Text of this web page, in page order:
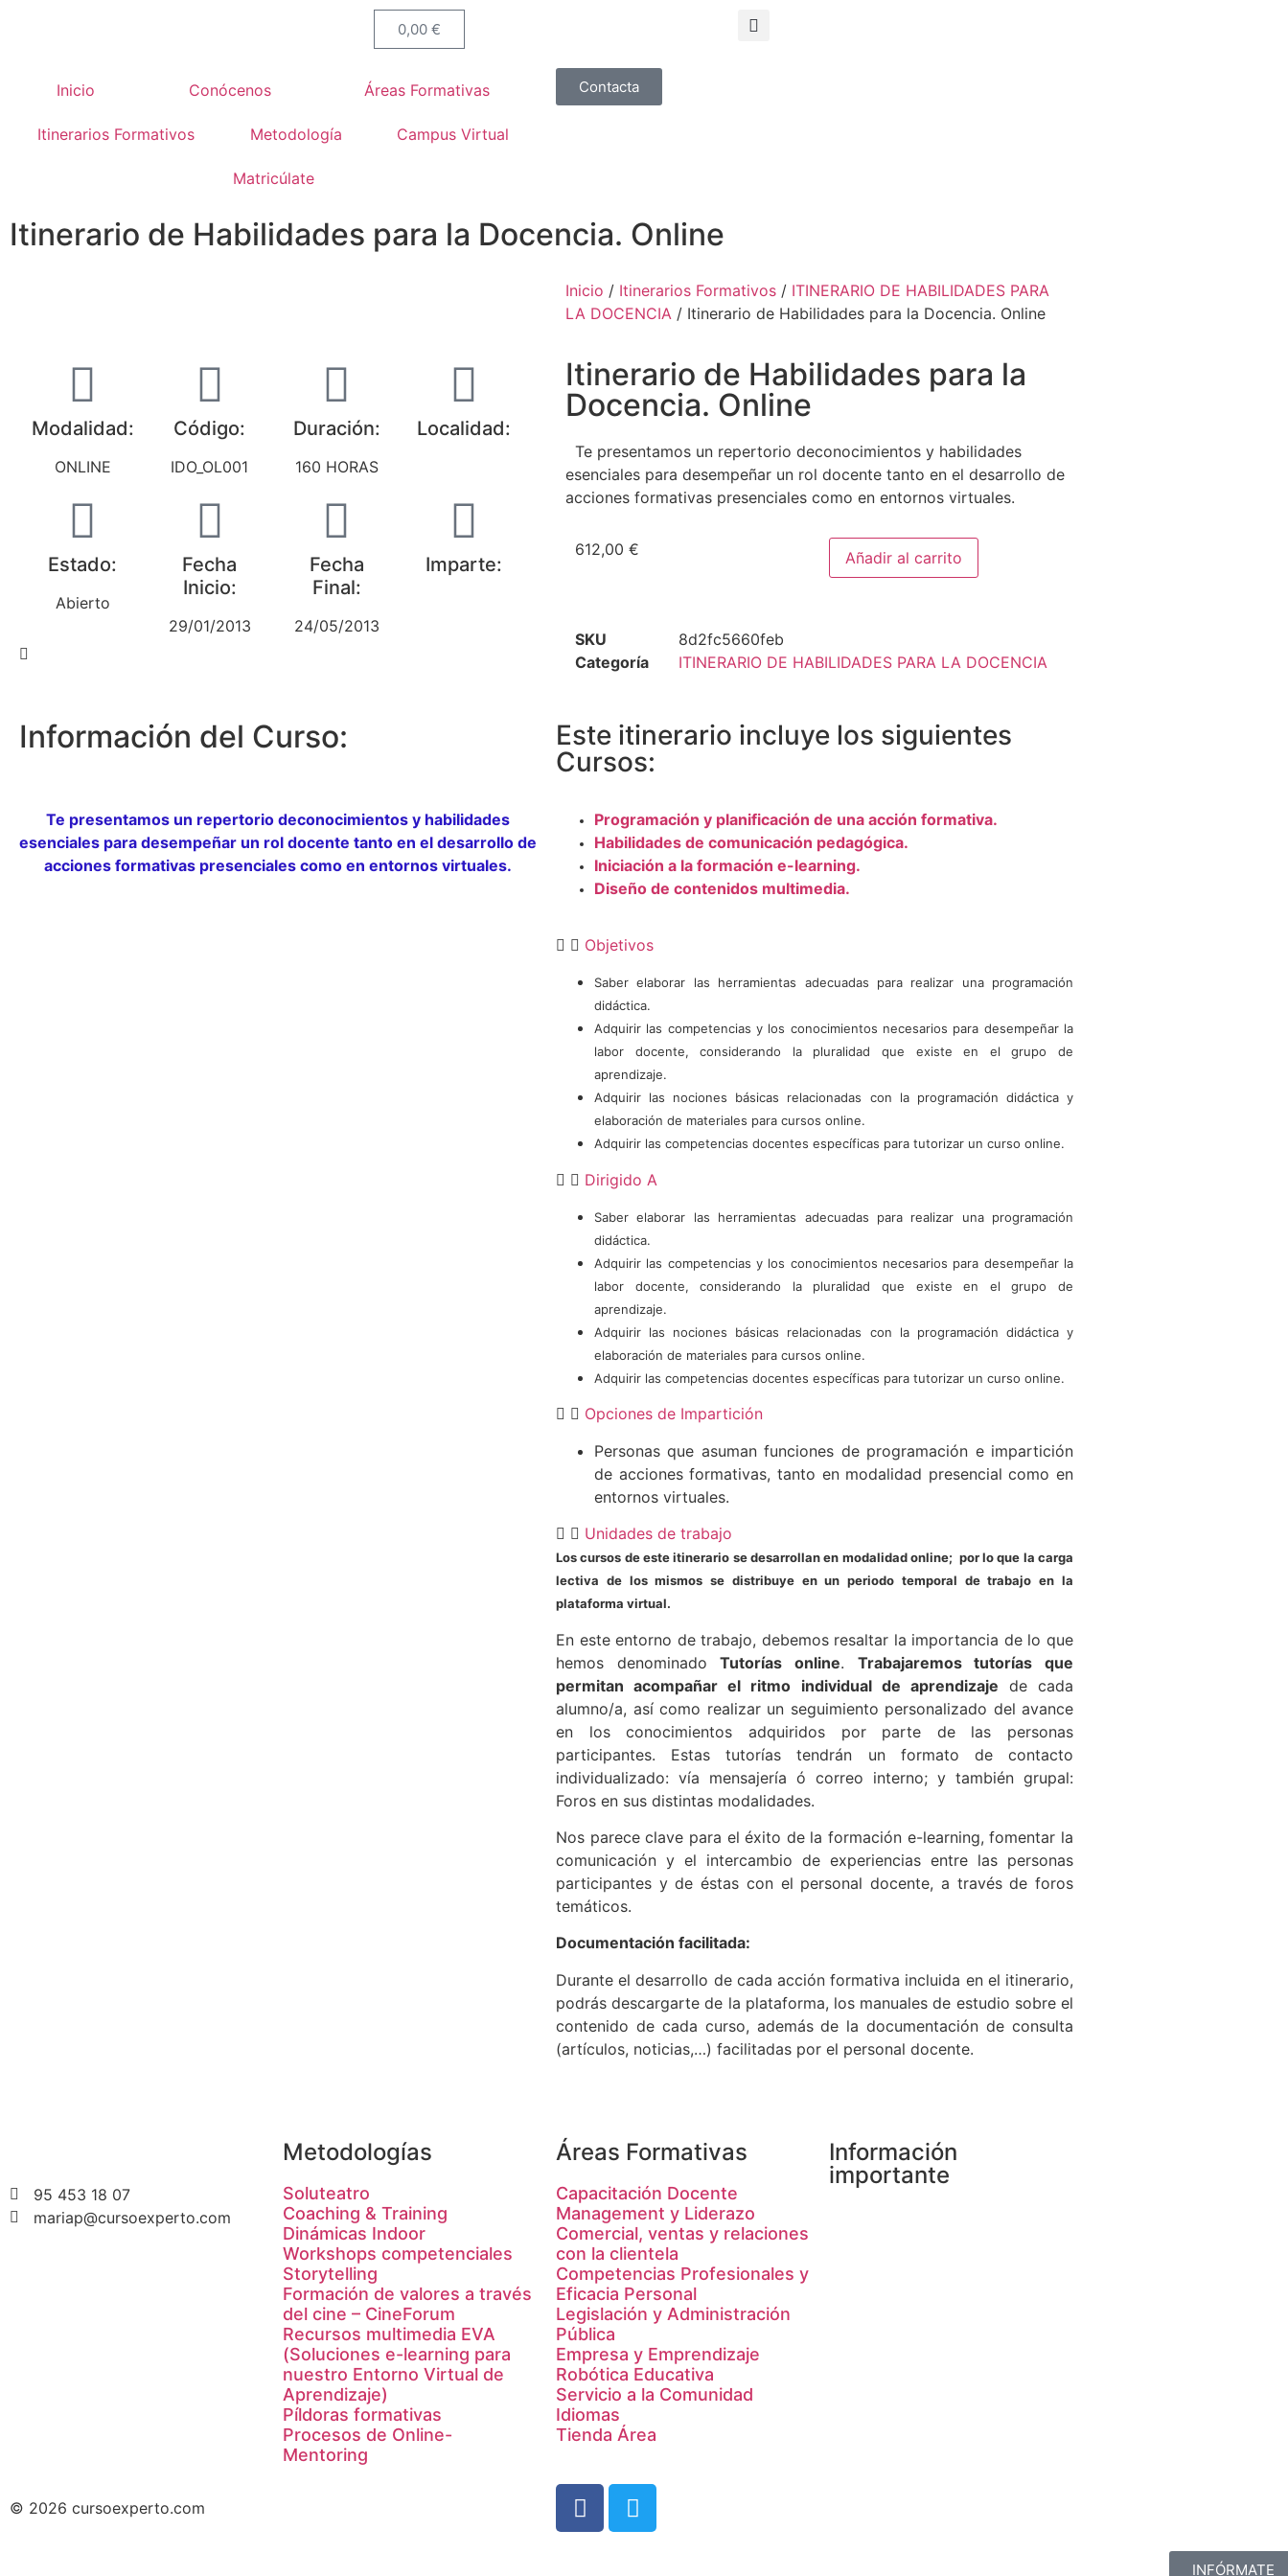
0,00 €
Inicio Conócenos Áreas Formativas
Itinerarios Formativos Metodología Campus Virtual
Matricúlate
Contacta
Itinerario de Habilidades para la Docencia. Online
Modalidad:
ONLINE
Código:
IDO_OL001
Duración:
160 HORAS
Localidad:
Estado:
Abierto
Fecha
Inicio:
29/01/2013
Fecha
Final:
24/05/2013
Imparte:
Inicio / Itinerarios Formativos / ITINERARIO DE HABILIDADES PARA
LA DOCENCIA / Itinerario de Habilidades para la Docencia. Online
Itinerario de Habilidades para la
Docencia. Online
Te presentamos un repertorio deconocimientos y habilidades
esenciales para desempeñar un rol docente tanto en el desarrollo de
acciones formativas presenciales como en entornos virtuales.
612,00 € Añadir al carrito
SKU
8d2fc5660feb
Categoría
ITINERARIO DE HABILIDADES PARA LA DOCENCIA
Información del Curso:
Te presentamos un repertorio deconocimientos y habilidades
esenciales para desempeñar un rol docente tanto en el desarrollo de
acciones formativas presenciales como en entornos virtuales.
Este itinerario incluye los siguientes
Cursos:
Programación y planificación de una acción formativa.
Habilidades de comunicación pedagógica.
Iniciación a la formación e-learning.
Diseño de contenidos multimedia.
Objetivos
Saber elaborar las herramientas adecuadas para realizar una programación
didáctica.
Adquirir las competencias y los conocimientos necesarios para desempeñar la
labor docente, considerando la pluralidad que existe en el grupo de
aprendizaje.
Adquirir las nociones básicas relacionadas con la programación didáctica y
elaboración de materiales para cursos online.
Adquirir las competencias docentes específicas para tutorizar un curso online.
Dirigido A
Saber elaborar las herramientas adecuadas para realizar una programación
didáctica.
Adquirir las competencias y los conocimientos necesarios para desempeñar la
labor docente, considerando la pluralidad que existe en el grupo de
aprendizaje.
Adquirir las nociones básicas relacionadas con la programación didáctica y
elaboración de materiales para cursos online.
Adquirir las competencias docentes específicas para tutorizar un curso online.
Opciones de Impartición
Personas que asuman funciones de programación e impartición
de acciones formativas, tanto en modalidad presencial como en
entornos virtuales.
Unidades de trabajo
Los cursos de este itinerario se desarrollan en modalidad online; por lo que la carga
lectiva de los mismos se distribuye en un periodo temporal de trabajo en la
plataforma virtual.
En este entorno de trabajo, debemos resaltar la importancia de lo que
hemos denominadoTutorías online. Trabajaremos tutorías que
permitan acompañar el ritmo individual de aprendizaje de cada
alumno/a, así como realizar un seguimiento personalizado del avance
en los conocimientos adquiridos por parte de las personas
participantes. Estas tutorías tendrán un formato de contacto
individualizado: vía mensajería ó correo interno; y también grupal:
Foros en sus distintas modalidades.
Nos parece clave para el éxito de la formación e-learning, fomentar la
comunicación y el intercambio de experiencias entre las personas
participantes y de éstas con el personal docente, a través de foros
temáticos.
Documentación facilitada:
Durante el desarrollo de cada acción formativa incluida en el itinerario,
podrás descargarte de la plataforma, los manuales de estudio sobre el
contenido de cada curso, además de la documentación de consulta
(artículos, noticias,…) facilitadas por el personal docente.
95 453 18 07
mariap@cursoexperto.com
Metodologías
Soluteatro
Coaching & Training
Dinámicas Indoor
Workshops competenciales
Storytelling
Formación de valores a través
del cine – CineForum
Recursos multimedia EVA
(Soluciones e-learning para
nuestro Entorno Virtual de
Aprendizaje)
Píldoras formativas
Procesos de Online-
Mentoring
Áreas Formativas
Capacitación Docente
Management y Liderazo
Comercial, ventas y relaciones
con la clientela
Competencias Profesionales y
Eficacia Personal
Legislación y Administración
Pública
Empresa y Emprendizaje
Robótica Educativa
Servicio a la Comunidad
Idiomas
Tienda Área
Información
importante
© 2026 cursoexperto.com
INFÓRMATE